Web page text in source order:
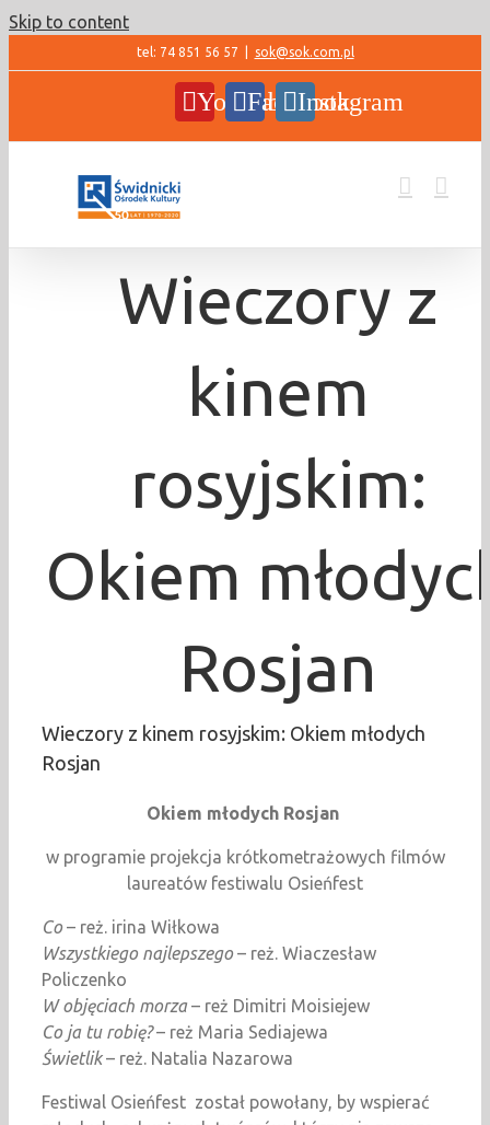
Skip to content
tel: 74 851 56 57 sok@sok.com.pl
YouTubeFacebookInstagram
Wieczory z
kinem
rosyjskim:
Okiem
Rosjan
Wieczory z kinem rosyjskim: Okiem młodych
Rosjan
Okiem młodych Rosjan
w programie projekcja krótkometrażowych filmów
laureatów festiwalu Osieńfest
Co – reż. irina Wiłkowa
Wszystkiego najlepszego – reż. Wiaczesław
Policzenko
W objęciach morza– reż Dimitri Moisiejew
Co ja tu robię?– reż Maria Sediajewa
Świetlik– reż. Natalia Nazarowa
Festiwal Osieńfest został powołany, by wspierać